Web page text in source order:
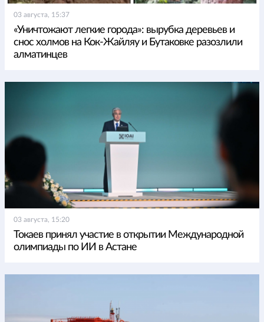
03 августа, 15:37
«Уничтожают легкие города»: вырубка деревьев и
снос холмов на Кок-Жайляу и Бутаковке разозлили
алматинцев
03 августа, 15:20
Токаев принял участие в открытии Международной
олимпиады по ИИ в Астане